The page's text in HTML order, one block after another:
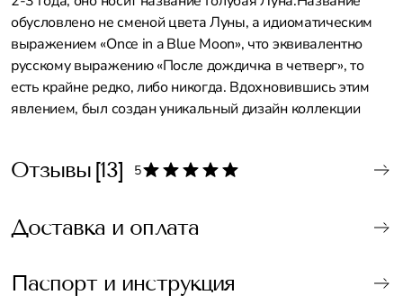
обусловлено не сменой цвета Луны, а идиоматическим
выражением «Once in a Blue Moon», что эквивалентно
русскому выражению «После дождичка в четверг», то
есть крайне редко, либо никогда. Вдохновившись этим
явлением, был создан уникальный дизайн коллекции
Отзывы [13] 5
Доставка и оплата
Паспорт и инструкция